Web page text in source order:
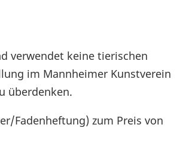
verwendet keine tierischen
im Mannheimer Kunstverein
überdenken.
Fadenheftung) zum Preis von